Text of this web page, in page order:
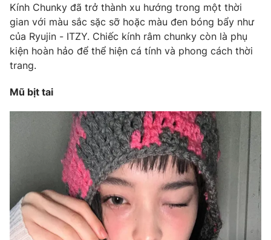
Cơ quan chủ quản: Đài Truyền hình Việt Nam
Cơ quan báo chí: Thời báo VTV
Giấy phép hoạt động báo in và báo điện tử số 483/GP-BTTTT
cấp ngày 29/12/2023
Tổng Biên tập:
Nguyễn Trọng Ninh
024.38 355 931 - 024.38 355 932
Ðiện thoại Thời báo VTV:024.66 897 897
toasoan@vtv.vn
Liên hệ quảng cáo:024-7300.7108
Kính Chunky đã trở thành xu hướng trong một thời
gian với màu sắc sặc sỡ hoặc màu đen bóng bẩy như
của Ryujin - ITZY. Chiếc kính râm chunky còn là phụ
kiện hoàn hảo để thể hiện cá tính và phong cách thời
trang.
Mũ bịt tai